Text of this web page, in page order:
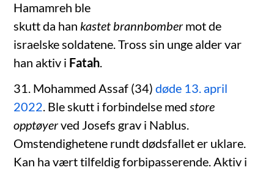
Hamamreh ble
skutt da han kastet brannbombermot de
israelske soldatene. Tross sin unge alder var
han aktiv i Fatah.
31. Mohammed Assaf (34)døde 13. april
2022. Ble skutt i forbindelse medstore
opptøyerved Josefs grav i Nablus.
Omstendighetene rundt dødsfallet er uklare.
Kan ha vært tilfeldig forbipasserende. Aktiv i